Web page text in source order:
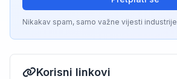
Nikakav spam, samo važne vijesti industrije
Korisni linkovi